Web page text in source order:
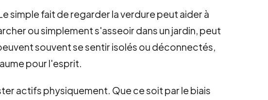
simple fait de regarder la verdure peut aider à
ou simplement s'asseoir dans un jardin, peut
souvent se sentir isolés ou déconnectés,
pour l'esprit.
actifs physiquement. Que ce soit par le biais